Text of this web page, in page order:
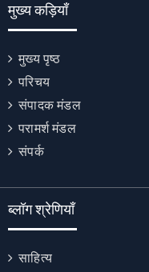
मुख्य कड़ियाँ
मुख्य पृष्ठ
परिचय
संपादक मंडल
परामर्श मंडल
संपर्क
ब्लॉग श्रेणियाँ
साहित्य